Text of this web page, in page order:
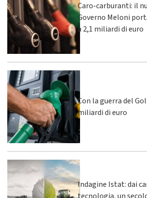
Caro-carburanti: il
Governo Meloni
a 2,1 miliardi di euro
Con la guerra del
miliardi di euro
Indagine Istat: dai